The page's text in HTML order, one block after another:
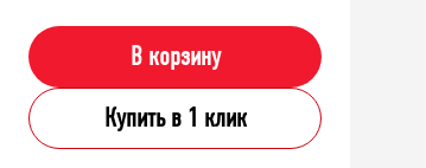
В корзину
Купить в 1 клик